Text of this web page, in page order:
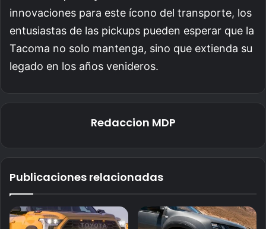
innovaciones para este ícono del transporte, los
entusiastas de las pickups pueden esperar que la
Tacoma no solo mantenga, sino que extienda su
legado en los años venideros.
Redaccion MDP
Publicaciones relacionadas